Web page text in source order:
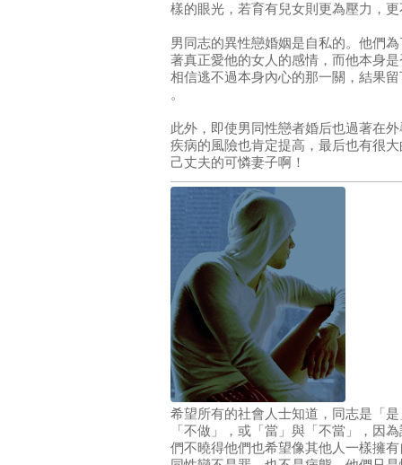
樣的眼光，若育有兒女則更為壓力，
男同志的異性戀婚姻是自私的。他們
著真正愛他的女人的感情，而他本身
相信逃不過本身內心的那一關，結果
。
此外，即使男同性戀者婚后也過著在
疾病的風險也肯定提高，最后也有很
己丈夫的可憐妻子啊！
希望所有的社會人士知道，同志是「
「不做」，或「當」與「不當」，因
們不曉得他們也希望像其他人一樣擁